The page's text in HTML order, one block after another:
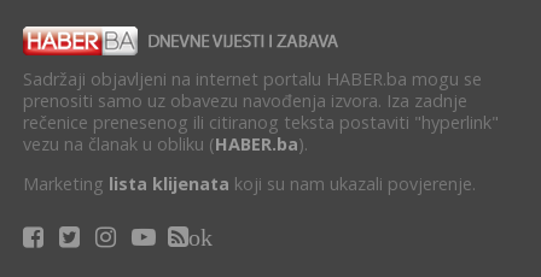
Sadržaji objavljeni na internet portalu HABER.ba mogu se
prenositi samo uz obavezu navođenja izvora. Iza zadnje
rečenice prenesenog ili citiranog teksta postaviti "hyperlink"
vezu na članak u obliku (HABER.ba).
Marketing lista klijenata koji su nam ukazali povjerenje.
ok